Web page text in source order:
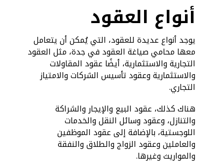
أنواع العقود
يوجد أنواع عديدة للعقود، التي يُمكن أن يتعامل
معها محامي صياغة العقود في جدة، مثل العقود
التجارية والاستثمارية، أيضًا عقود المقاولات
والاستثمارية وعقود تأسيس الشركات والامتياز
التجاري.
هناك كذلك، عقود البيع والإيجار والشراكة
والتنازل، وعقود وسائل النقل والخدمات
اللوجستية، بالإضافة إلى عقود الموظفين
والعاملين وعقود الزواج والطلاق والنفقة
والمواريث وغيرها.